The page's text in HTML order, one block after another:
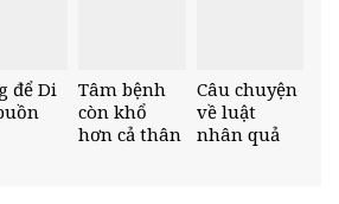
để Di
Tâm bệnh
còn khổ
hơn cả thân
Câu chuyện
về luật
nhân quả